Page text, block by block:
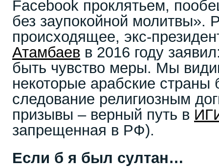
Facebook проклятьем,
без заупокойной молитвы».
происходящее, экс-
Атамбаев в 2016 году
быть чувство меры. Мы
некоторые арабские страны
следование религиозным
призывы – верный путь в
запрещенная в РФ).
Если б я был султан…